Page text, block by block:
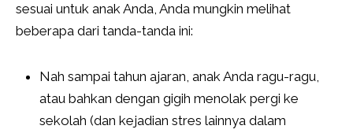
sesuai untuk anak Anda, Anda mungkin melihat
beberapa dari tanda-tanda ini:
Nah sampai tahun ajaran, anak Anda ragu-ragu,
atau bahkan dengan gigih menolak pergi ke
sekolah (dan kejadian stres lainnya dalam